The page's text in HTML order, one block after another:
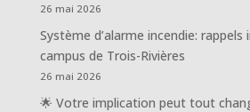
26 mai 2026
Système d’alarme incendie:
campus de Trois-Rivières
26 mai 2026
🌟 Votre implication peut tout